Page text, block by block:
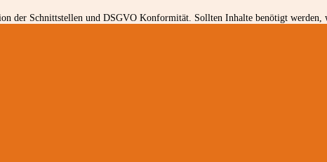
der Schnittstellen und DSGVO Konformität. Sollten Inhalte benötigt